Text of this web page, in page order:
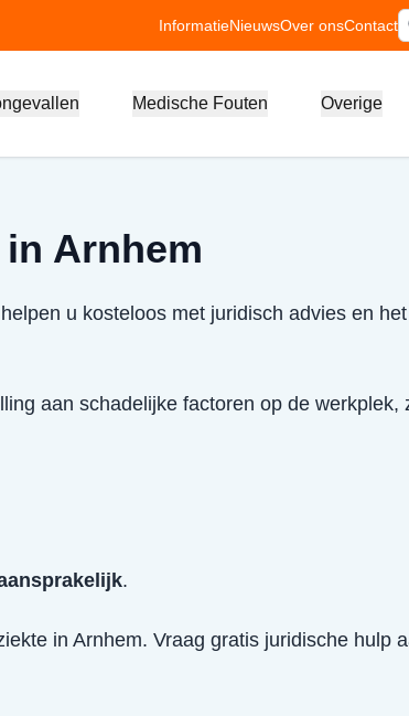
InformatieNieuwsOver onsContact
Medische Fouten Overige
Arnhem
u kosteloos met juridisch advies en
aan schadelijke factoren op de werkplek,
.
in Arnhem. Vraag gratis juridische hulp